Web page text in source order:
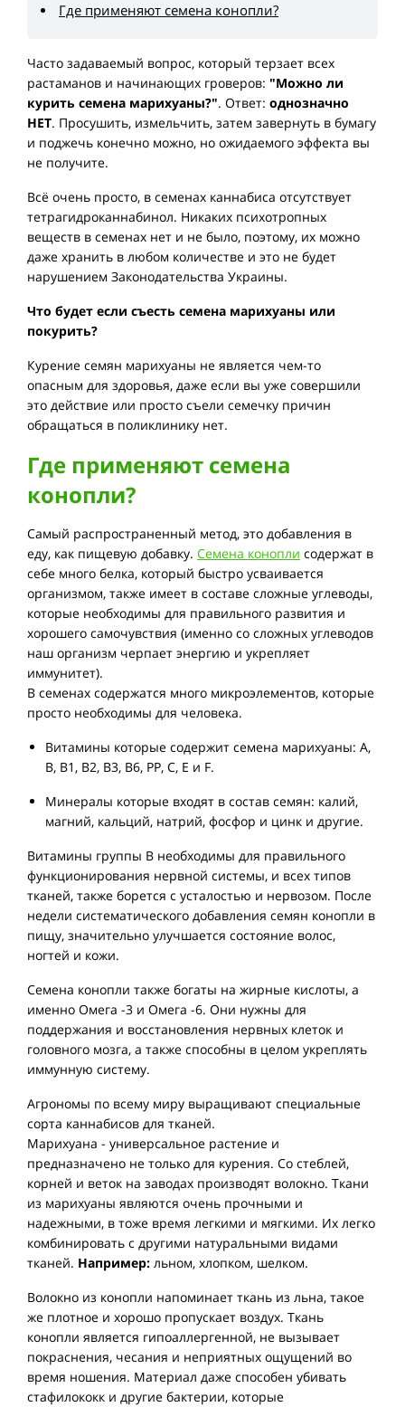
Где применяют семена конопли?
Часто задаваемый вопрос, который терзает всех
растаманов и начинающих гроверов: "Можно ли
курить семена марихуаны?". Ответ: однозначно
НЕТ. Просушить, измельчить, затем завернуть в бумагу
и поджечь конечно можно, но ожидаемого эффекта вы
не получите.
Всё очень просто, в семенах каннабиса отсутствует
тетрагидроканнабинол. Никаких психотропных
веществ в семенах нет и не было, поэтому, их можно
даже хранить в любом количестве и это не будет
нарушением Законодательства Украины.
Что будет если съесть семена марихуаны или
покурить?
Курение семян марихуаны не является чем-то
опасным для здоровья, даже если вы уже совершили
это действие или просто съели семечку причин
обращаться в поликлинику нет.
Где применяют семена
конопли?
Самый распространенный метод, это добавления в
еду, как пищевую добавку. Семена конопли содержат в
себе много белка, который быстро усваивается
организмом, также имеет в составе сложные углеводы,
которые необходимы для правильного развития и
хорошего самочувствия (именно со сложных углеводов
наш организм черпает энергию и укрепляет
иммунитет).
В семенах содержатся много микроэлементов, которые
просто необходимы для человека.
Витамины которые содержит семена марихуаны: А,
B, B1, B2, B3, B6, PP, C, E и F.
Минералы которые входят в состав семян: калий,
магний, кальций, натрий, фосфор и цинк и другие.
Витамины группы В необходимы для правильного
функционирования нервной системы, и всех типов
тканей, также борется с усталостью и нервозом. После
недели систематического добавления семян конопли в
пищу, значительно улучшается состояние волос,
ногтей и кожи.
Семена конопли также богаты на жирные кислоты, а
именно Омега -3 и Омега -6. Они нужны для
поддержания и восстановления нервных клеток и
головного мозга, а также способны в целом укреплять
иммунную систему.
Агрономы по всему миру выращивают специальные
сорта каннабисов для тканей.
Марихуана - универсальное растение и
предназначено не только для курения. Со стеблей,
корней и веток на заводах производят волокно. Ткани
из марихуаны являются очень прочными и
надежными, в тоже время легкими и мягкими. Их легко
комбинировать с другими натуральными видами
тканей. Например: льном, хлопком, шелком.
Волокно из конопли напоминает ткань из льна, такое
же плотное и хорошо пропускает воздух. Ткань
конопли является гипоаллергенной, не вызывает
покраснения, чесания и неприятных ощущений во
время ношения. Материал даже способен убивать
стафилококк и другие бактерии, которые